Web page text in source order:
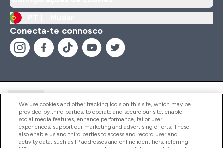
Conecta-te connosco
Produtos
We use cookies and other tracking tools on this site, which may be
provided by third parties, to operate and secure our site, enable
social media features, enhance performance, tailor user
experiences, support our marketing and advertising efforts. These
also enable us and third parties to access and record user and
activity data, such as IP addresses and online identifiers, referring